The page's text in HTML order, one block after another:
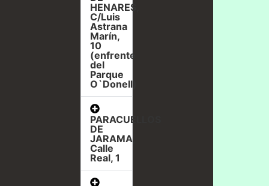
HENARES,
C/Luis
Astrana
Marín,
10
(enfrente
del
Parque
O`Donell)
PARACUELLOS
DE
JARAMA,
Calle
Real, 1